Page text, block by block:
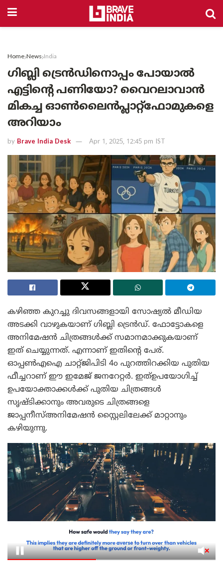
Home News India
ഗിബ്ലി ട്രെൻഡിനൊപ്പം പോയാൽ
എട്ടിന്റെ പണിയോ? വൈറലാവാൻ
മികച്ച ഓണ്‍ലൈന്‍പ്ലാറ്റ്‌ഫോമുകളെ
അറിയാം
by Brave India Desk Apr 1, 2025, 12:45 pm IST
കഴിഞ്ഞ കുറച്ചു ദിവസങ്ങളായി സോഷ്യൽ മീഡിയ
അടക്കി വാഴുകയാണ് ഗിബ്ലി ട്രെൻഡ്. ഫോട്ടോകളെ
അനിമേഷൻ ചിത്രങ്ങൾക്ക് സമാനമാക്കുകയാണ്
ഇത് ചെയ്യുന്നത്. എന്നാണ് ഇതിന്റെ പേര്.
ഓപ്പൺഎഐ ചാറ്റ്ജിപിടി 4o പുറത്തിറക്കിയ പുതിയ
ഫീച്ചറാണ് ഈ ഇമേജ് ജനറേറ്റർ. ഇത്ഉപയോഗിച്ച്
ഉപയോക്താക്കൾക്ക് പുതിയ ചിത്രങ്ങൾ
സൃഷ്ടിക്കാനും അവരുടെ ചിത്രങ്ങളെ
ജാപ്പനീസ്അനിമേഷന്‍ സ്റ്റൈലിലേക്ക് മാറ്റാനും
കഴിയുന്നു.